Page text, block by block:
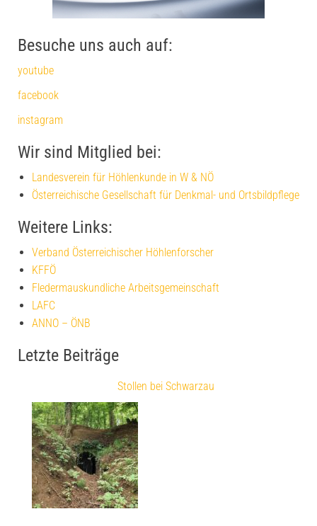
Besuche uns auch auf:
youtube
facebook
instagram
Wir sind Mitglied bei:
Landesverein für Höhlenkunde in W & NÖ
Österreichische Gesellschaft für Denkmal- und Ortsbildpflege
Weitere Links:
Verband Österreichischer Höhlenforscher
KFFÖ
Fledermauskundliche Arbeitsgemeinschaft
LAFC
ANNO – ÖNB
Letzte Beiträge
Stollen bei Schwarzau